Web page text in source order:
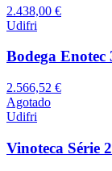
2.438,00 €
Udifri
Bodega Enotec
2.566,52 €
Agotado
Udifri
Vinoteca Série